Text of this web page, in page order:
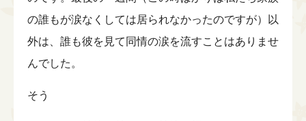
の誰もが涙なくしては居られなかったのですが）以
外は、誰も彼を見て同情の涙を流すことはありませ
んでした。
そう